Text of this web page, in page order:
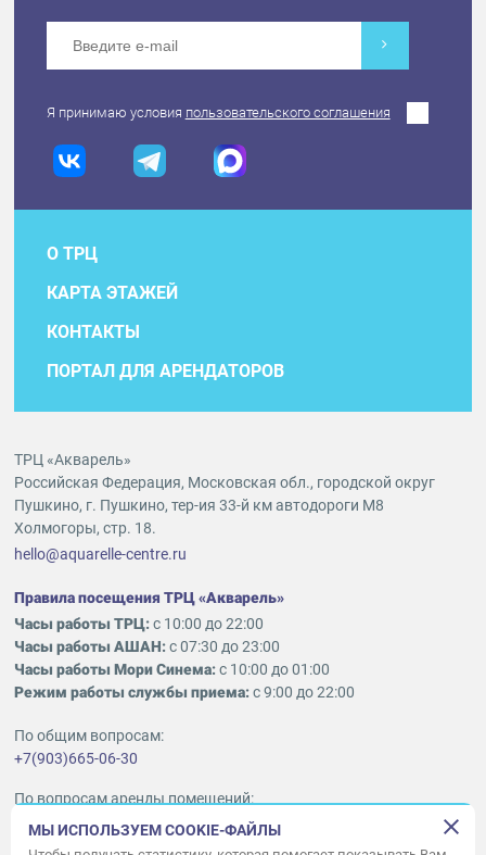
Я принимаю условия пользовательского соглашения
О ТРЦ
КАРТА ЭТАЖЕЙ
КОНТАКТЫ
ПОРТАЛ ДЛЯ АРЕНДАТОРОВ
ТРЦ «Акварель»
Российская Федерация, Московская обл., городской округ
Пушкино, г. Пушкино, тер-ия 33-й км автодороги М8
Холмогоры, стр. 18.
hello@aquarelle-centre.ru
Правила посещения ТРЦ «Акварель»
Часы работы ТРЦ:с 10:00 до 22:00
Часы работы АШАН:с 07:30 до 23:00
Часы работы Мори Синема:с 10:00 до 01:00
Режим работы службы приема:с 9:00 до 22:00
По общим вопросам:
+7(903)665-06-30
По вопросам аренды помещений:
ukleykina@nhood.com
+7(903)665-98-78
МЫ ИСПОЛЬЗУЕМ COOKIE-ФАЙЛЫ